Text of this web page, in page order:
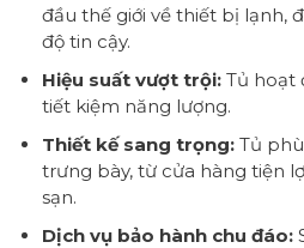
đầu thế giới về thiết bị lạnh,
độ tin cậy.
Hiệu suất vượt trội:Tủ hoạt
tiết kiệm năng lượng.
Thiết kế sang trọng:Tủ phù
trưng bày, từ cửa hàng tiện
sạn.
Dịch vụ bảo hành chu đáo: